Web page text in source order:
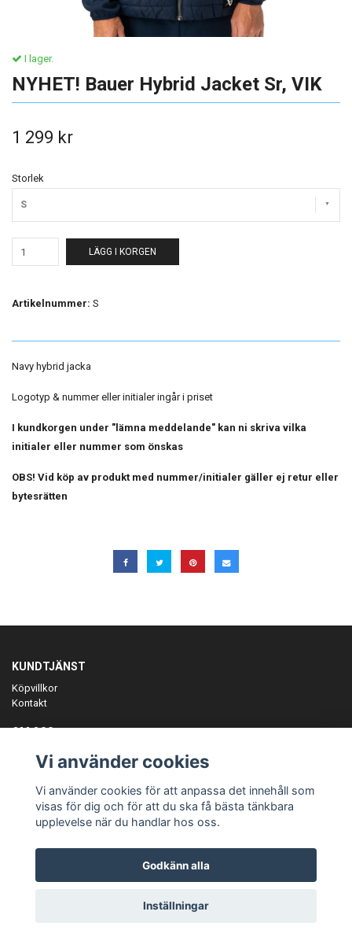
I lager.
NYHET! Bauer Hybrid Jacket Sr, VIK
1 299 kr
Storlek
S
LÄGG I KORGEN
Artikelnummer: S
Navy hybrid jacka
Logotyp & nummer eller initialer ingår i priset
I kundkorgen under "lämna meddelande" kan ni skriva vilka
initialer eller nummer som önskas
OBS! Vid köp av produkt med nummer/initialer gäller ej retur eller
bytesrätten
KUNDTJÄNST
Köpvillkor
Kontakt
OM OSS
ANMÄL DIG TILL VÅRT NYHETSBREV
Prenumerera
© Copyright Teamgear
Vi använder cookies
Vi använder cookies för att anpassa det innehåll som
visas för dig och för att du ska få bästa tänkbara
upplevelse när du handlar hos oss.
Godkänn alla
Inställningar